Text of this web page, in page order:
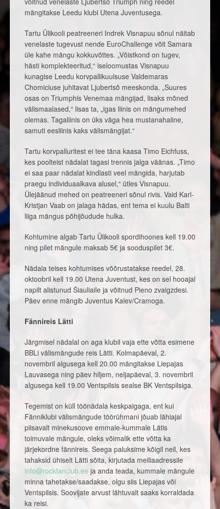
mängitakse Leedu klubi Utena Juventusega.
Tartu Ülikooli peatreeneri Indrek Visnapuu sõnul näitab
venelaste tugevust nende Euro­Challenge võit Samara
üle kahe mängu kokkuvõttes. „Võistkond on tugev,
hästi komplekteeritud,“ iseloomustas Visnapuu
kunagise Leedu korvpallikuulsuse Valdemaras
Chomiciuse juhitavat Ljubertsõ meeskonda. „Suures
osas on Triumphis Venemaa mängijad, lisaks mõned
välismaalased,“ lisas ta, „igas liinis on mängumehed
olemas. Tagaliinis on üks väga hea mustanahaline,
samuti eesliinis kaks välismängijat.“
Tartu korvpalluritest ei tee täna kaasa Timo Eichfuss,
kes poolteist nädalat tagasi trennis jalga väänas. „Timo
ei saa paar nädalat kindlasti veel mängida, harjutab
praegu individuaalkava alusel,“ ütles Visnapuu.
Ülejäänud mehed on peatreeneri sõnul rivis. Vaid Karl-
Kristjan Vaab on jalaga hädas, ent tema ei kuulu Balti
liiga mängus põhijõudude hulka.
Kohtumine algab Tartu Ülikooli spordihoones kell 19.00
ning pilet mängule maksab 5€ ja sooduspilet 3€.
Nädala teises kohtumises võõrustatakse reedel, 28.
oktoobril kell 19.00 Utena Juventust, kes on sel hooajal
napilt alistunud Šiauliaile ja võitnud Pieno zvaigzdesi.
Päev enne mängib Juventus Kalev/Cramoga.
Fännireis Lätti
Järgmisel nädalal on aga klubil vaja ette võtta esimene
BBLi välismängude reis Lätti. Kolmapäeval, 2.
novembril algusega kell 20.00 mängitakse Liepajas
Lauvasega ning päev hiljem, neljapäeval, 3. novembril
algusega kell 19.00 Ventspilsis sealse BK Ventspilsiga.
Tegemist on küll töönädala keskpaigaga, ent kui
Fänniklubi välismängude töörühmani jõuab lähiajal
piisavalt minekusoove emmale-kummale Lätis
toimuvale mängule, oleks võimalik ette võtta ka
järjekordne fännireis. Seega paluksime kõigil neil, kes
tahaksid ühiselt Lätti sõita, kirjutada meiliaadressile
info@rockfanclub.ee ja anda teada, kummale mängule
minna tahetakse/saadakse, olgu siis Liepajas või
Ventspilsis. Soovijate arvust lähtuvalt saaks korraldada
ka reisi.